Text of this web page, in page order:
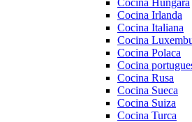
Cocina Hungara
Cocina Irlanda
Cocina Italiana
Cocina
Cocina Polaca
Cocina
Cocina Rusa
Cocina Sueca
Cocina Suiza
Cocina Turca